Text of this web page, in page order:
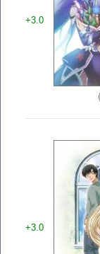
+3.0
+3.0